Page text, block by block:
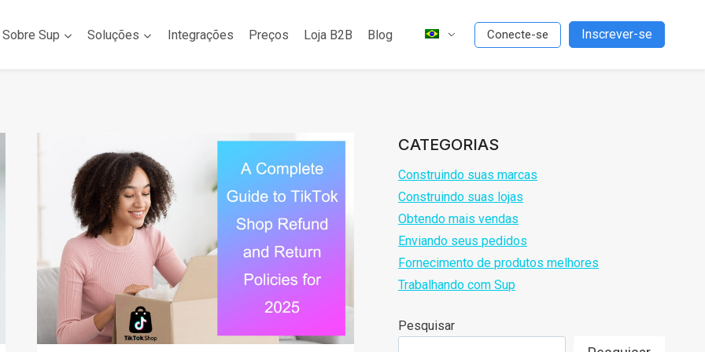
Sobre Sup Soluções Integrações Preços Loja B2B Blog Conecte-se Inscrever-se
CATEGORIAS
Construindo suas marcas
Construindo suas lojas
Obtendo mais vendas
Enviando seus pedidos
Fornecimento de produtos melhores
Trabalhando com Sup
Pesquisar